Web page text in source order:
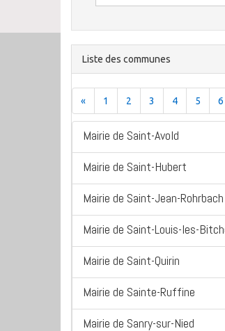
Liste des communes
« 1 2 3 4 5 6
Mairie de Saint-Avold
Mairie de Saint-Hubert
Mairie de Saint-Jean-Rohrbach
Mairie de Saint-Louis-les-
Mairie de Saint-Quirin
Mairie de Sainte-Ruffine
Mairie de Sanry-sur-Nied